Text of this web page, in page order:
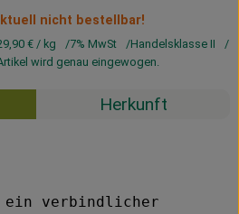
nicht bestellbar!
€ / kg 7% MwSt
Handelsklasse II
wird genau eingewogen.
Herkunft
verbindlicher